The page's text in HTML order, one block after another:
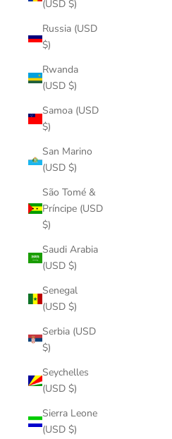
(USD $)
Russia (USD
$)
Rwanda
(USD $)
Samoa (USD
$)
San Marino
(USD $)
São Tomé &
Príncipe (USD
$)
Saudi Arabia
(USD $)
Senegal
(USD $)
Serbia (USD
$)
Seychelles
(USD $)
Sierra Leone
(USD $)